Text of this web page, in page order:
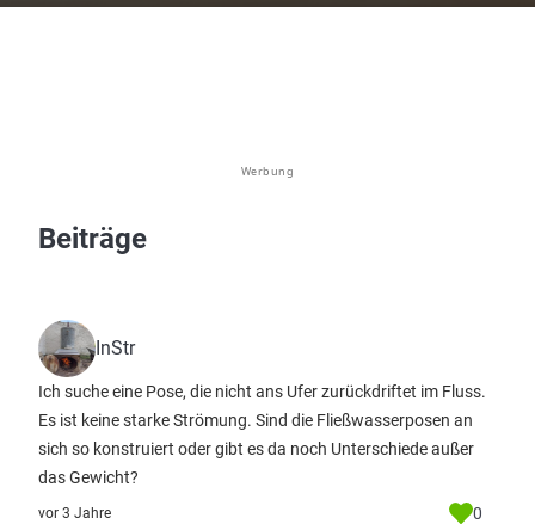
Werbung
Beiträge
InStr
Ich suche eine Pose, die nicht ans Ufer zurückdriftet im Fluss.
Es ist keine starke Strömung. Sind die Fließwasserposen an
sich so konstruiert oder gibt es da noch Unterschiede außer
das Gewicht?
vor 3 Jahre 0